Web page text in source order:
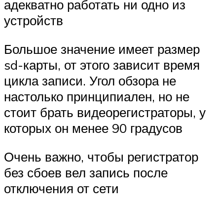
адекватно работать ни одно из
устройств
Большое значение имеет размер
sd-карты, от этого зависит время
цикла записи. Угол обзора не
настолько принципиален, но не
стоит брать видеорегистраторы, у
которых он менее 90 градусов
Очень важно, чтобы регистратор
без сбоев вел запись после
отключения от сети